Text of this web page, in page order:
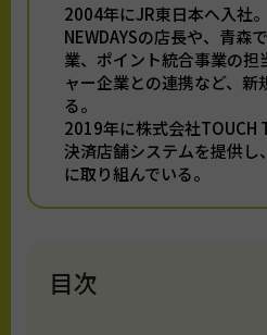
2004年にJR東日本へ入社
NEWDAYSの店長や、青森
業、ポイント統合事業の担
ャー企業との連携など、新
る。
2019年に株式会社TOUCH
決済店舗システムを提供し
に取り組んでいる。
目次